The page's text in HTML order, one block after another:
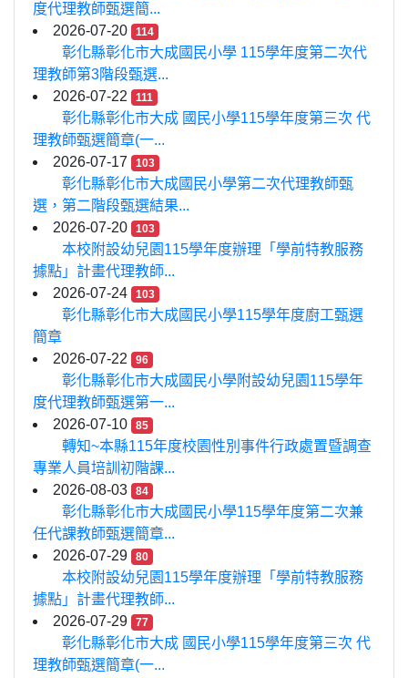
度代理教師甄選簡...
2026-07-20
114
彰化縣彰化市大成國民小學 115學年度第二次代
理教師第3階段甄選...
2026-07-22
111
彰化縣彰化市大成 國民小學115學年度第三次 代
理教師甄選簡章(一...
2026-07-17
103
彰化縣彰化市大成國民小學第二次代理教師甄
選，第二階段甄選結果...
2026-07-20
103
本校附設幼兒園115學年度辦理「學前特教服務
據點」計畫代理教師...
2026-07-24
103
彰化縣彰化市大成國民小學115學年度廚工甄選
簡章
2026-07-22
96
彰化縣彰化市大成國民小學附設幼兒園115學年
度代理教師甄選第一...
2026-07-10
85
轉知~本縣115年度校園性別事件行政處置暨調查
專業人員培訓初階課...
2026-08-03
84
彰化縣彰化市大成國民小學115學年度第二次兼
任代課教師甄選簡章...
2026-07-29
80
本校附設幼兒園115學年度辦理「學前特教服務
據點」計畫代理教師...
2026-07-29
77
彰化縣彰化市大成 國民小學115學年度第三次 代
理教師甄選簡章(一...